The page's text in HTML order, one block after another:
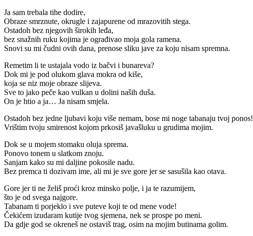
Ja sam trebala tihe dodire,
Obraze smrznute, okrugle i zajapurene od mrazovitih stega.
Ostadoh bez njegovih širokih leđa,
bez snažnih ruku kojima je ograđivao moja gola ramena.
Snovi su mi čudni ovih dana, prenose sliku jave za koju nisam spremna.
Remetim li te ustajala vodo iz bačvi i bunareva?
Dok mi je pod olukom glava mokra od kiše,
koja se niz moje obraze slijeva.
Sve to jako peče kao vulkan u dolini naših duša.
On je htio a ja… Ja nisam smjela.
Ostadoh bez jedne ljubavi koju više nemam, bose mi noge tabanaju tvoj ponos!
Vrištim tvoju smirenost kojom prkosiš javašluku u grudima mojim.
Dok se u mojem stomaku oluja sprema.
Ponovo tonem u slatkom znoju.
Sanjam kako su mi daljine pokosile nadu.
Bez premca ti dozivam ime, ali mi je sve gore jer se sasušila kao otava.
Gore jer ti ne želiš proći kroz minsko polje, i ja te razumijem,
što je od svega najgore.
Tabanam ti porjeklo i sve puteve koji te od mene vode!
Čekićem izudaram kutije tvog sjemena, nek se prospe po meni.
Da gdje god se okreneš ne ostaviš trag, osim na mojim butinama golim.